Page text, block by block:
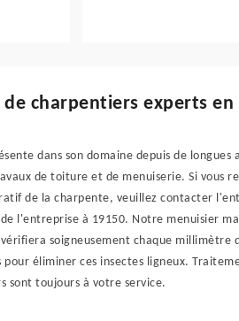
de charpentiers experts
dans son domaine depuis de longues
de toiture et de menuiserie. Si vous
de la charpente, veuillez contacter
l'entreprise à 19150. Notre menuisier
soigneusement chaque millimètre
éliminer ces insectes ligneux.
sont toujours à votre service.